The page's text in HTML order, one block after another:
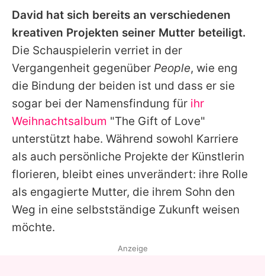
David hat sich bereits an verschiedenen
kreativen Projekten seiner Mutter beteiligt.
Die Schauspielerin verriet in der
Vergangenheit gegenüber People, wie eng
die Bindung der beiden ist und dass er sie
sogar bei der Namensfindung für ihr
Weihnachtsalbum "The Gift of Love"
unterstützt habe. Während sowohl Karriere
als auch persönliche Projekte der Künstlerin
florieren, bleibt eines unverändert: ihre Rolle
als engagierte Mutter, die ihrem Sohn den
Weg in eine selbstständige Zukunft weisen
möchte.
Anzeige